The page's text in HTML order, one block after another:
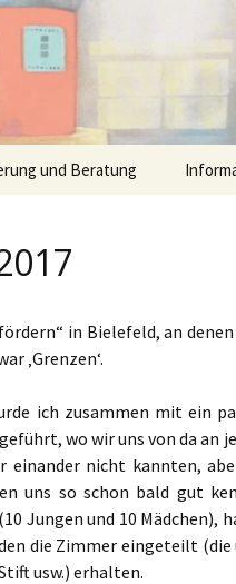
und Beratung
in Bielefeld, an
‚Grenzen‘.
ich zusammen mit ein
wo wir uns von da an
nicht kannten,
uns so schon bald gut
Jungen und 10
die Zimmer eingeteilt
usw.) erhalten.